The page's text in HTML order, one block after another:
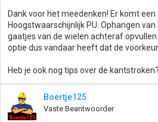
Dank voor het meedenken! Er komt een
Hoogstwaarschijnlijk PU. Ophangen van
gaatjes van de wielen achteraf
optie dus vandaar heeft dat de voorkeur.
Heb je ook nog tips over de kantstroken?
Boertje125
Vaste Beantwoorder